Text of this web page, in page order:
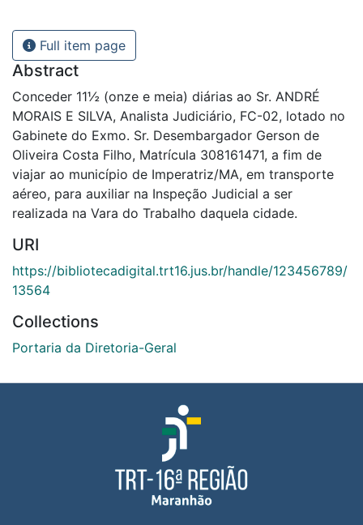
Full item page
Abstract
Conceder 11½ (onze e meia) diárias ao Sr. ANDRÉ
MORAIS E SILVA, Analista Judiciário, FC-02, lotado no
Gabinete do Exmo. Sr. Desembargador Gerson de
Oliveira Costa Filho, Matrícula 308161471, a fim de
viajar ao município de Imperatriz/MA, em transporte
aéreo, para auxiliar na Inspeção Judicial a ser
realizada na Vara do Trabalho daquela cidade.
URI
https://bibliotecadigital.trt16.jus.br/handle/123456789/
13564
Collections
Portaria da Diretoria-Geral